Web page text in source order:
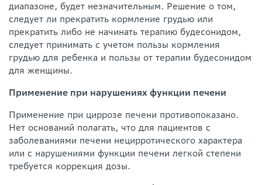
диапазоне, будет незначительным. Решение о том,
следует ли прекратить кормление грудью или
прекратить либо не начинать терапию будесонидом,
следует принимать с учетом пользы кормления
грудью для ребенка и пользы от терапии будесонидом
для женщины.
Применение при нарушениях функции печени
Применение при циррозе печени противопоказано.
Нет оснований полагать, что для пациентов с
заболеваниями печени нецирротического характера
или с нарушениями функции печени легкой степени
требуется коррекция дозы.